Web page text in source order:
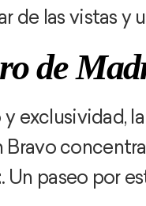
de las vistas y
de
y exclusividad,
Bravo
. Un paseo por